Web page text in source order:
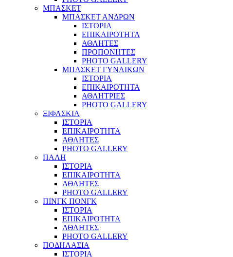
ΜΠΑΣΚΕΤ
ΜΠΑΣΚΕΤ ΑΝΔΡΩΝ
ΙΣΤΟΡΙΑ
ΕΠΙΚΑΙΡΟΤΗΤΑ
ΑΘΛΗΤΕΣ
ΠΡΟΠΟΝΗΤΕΣ
PHOTO GALLERY
ΜΠΑΣΚΕΤ ΓΥΝΑΙΚΩΝ
ΙΣΤΟΡΙΑ
ΕΠΙΚΑΙΡΟΤΗΤΑ
ΑΘΛΗΤΡΙΕΣ
PHOTO GALLERY
ΞΙΦΑΣΚΙΑ
ΙΣΤΟΡΙΑ
ΕΠΙΚΑΙΡΟΤΗΤΑ
ΑΘΛΗΤΕΣ
PHOTO GALLERY
ΠΑΛΗ
ΙΣΤΟΡΙΑ
ΕΠΙΚΑΙΡΟΤΗΤΑ
ΑΘΛΗΤΕΣ
PHOTO GALLERY
ΠΙΝΓΚ ΠΟΝΓΚ
ΙΣΤΟΡΙΑ
ΕΠΙΚΑΙΡΟΤΗΤΑ
ΑΘΛΗΤΕΣ
PHOTO GALLERY
ΠΟΔΗΛΑΣΙΑ
ΙΣΤΟΡΙΑ